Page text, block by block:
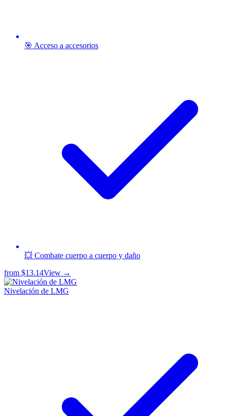
🎯 Acceso a accesorios
💥 Combate cuerpo a cuerpo y daño
from $13.14View →
Nivelación de LMG